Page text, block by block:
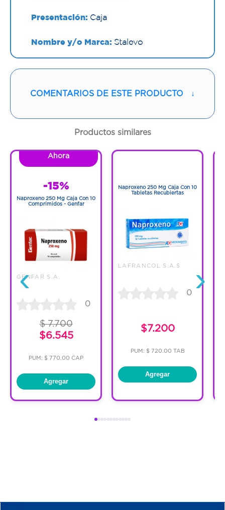
Presentación: Caja
Nombre y/o Marca: Stalevo
Proveedor:PHARMALAB PHL
Contenido:1 Und
Cantidad:30 Tabletas
COMENTARIOS DE ESTE PRODUCTO ↓
Productos similares
‹
Ahora
-15%
Naproxeno 250 Mg Caja Con 10
Comprimidos - Genfar
GENFAR S.A.
0
$ 7.700
$6.545
PUM: $ 770.00 CAP
Agregar
Naproxeno 250 Mg Caja Con 10
Tabletas Recubiertas
LAFRANCOL S.A.S
0
$7.200
PUM: $ 720.00 TAB
Agregar
›